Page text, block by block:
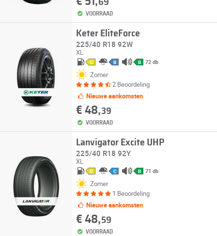
69
VOORRAAD
Keter EliteForce
225/40 R18 92W
XL
C B B 72 db
Zomer
2 Beoordeling
Nieuwe aankomsten
€ 48,39
VOORRAAD
Lanvigator Excite UHP
225/40 R18 92Y
XL
C C B 71 db
Zomer
1 Beoordeling
Nieuwe aankomsten
€ 48,59
VOORRAAD